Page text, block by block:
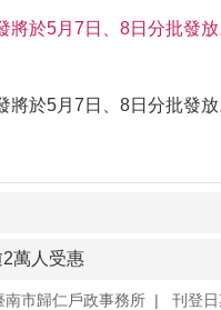
於5月7日、8日分批發放
於5月7日、8日分批發放
萬人受惠
南市歸仁戶政事務所 刊登